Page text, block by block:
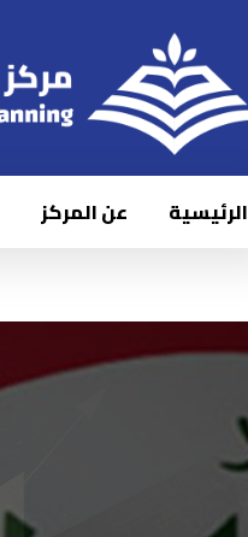
الرئيسية عن المركز